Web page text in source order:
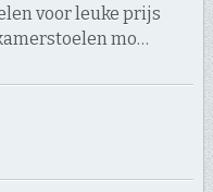
voor leuke prijs
mo…